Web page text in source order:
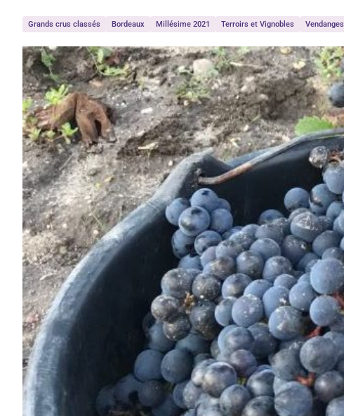
Grands crus classés Bordeaux Millésime 2021 Terroirs et Vignobles Vendanges